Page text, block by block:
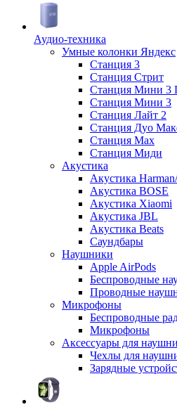
Аудио-техника
Умные колонки Яндекс
Станция 3
Станция Стрит
Станция Мини 3
Станция Мини 3
Станция Лайт 2
Станция Дуо
Станция Max
Станция Миди
Акустика
Акустика
Акустика BOSE
Акустика Xiaomi
Акустика JBL
Акустика Beats
Саундбары
Наушники
Apple AirPods
Беспроводные
Проводные
Микрофоны
Беспроводные
Микрофоны
Аксессуары для
Чехлы для
Зарядные